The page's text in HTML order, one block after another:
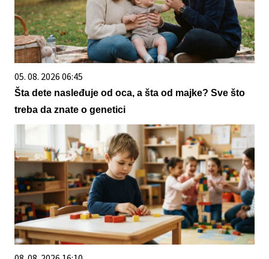
05. 08. 2026 06:45
Šta dete nasleđuje od oca, a šta od majke? Sve što
treba da znate o genetici